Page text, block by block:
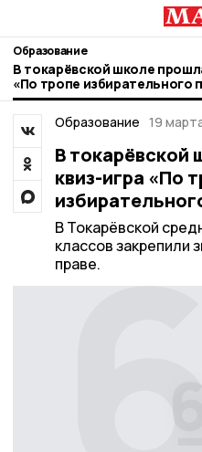
Образование
В токарёвской школе
«По тропе избирательного
Образование 19
В токарёвской
квиз-игра «По
В Токарёвской
классов закрепили
праве.